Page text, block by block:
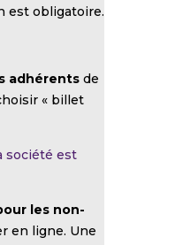
est obligatoire.
adhérentsde
« billet
société est
les non-
en ligne. Une